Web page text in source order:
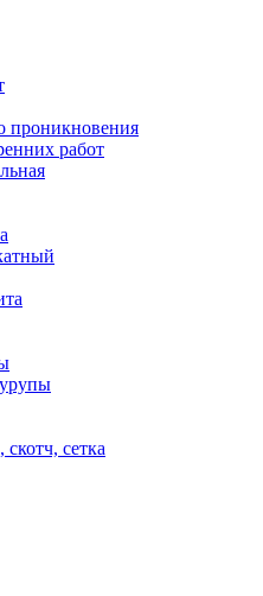
проникновения
работ
сетка